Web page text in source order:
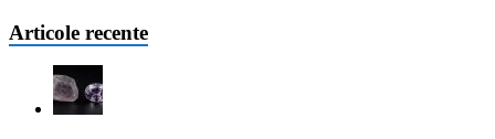
Articole recente